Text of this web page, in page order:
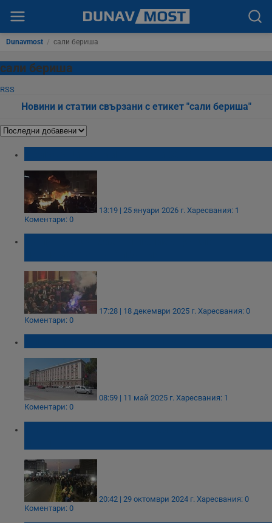
Dunavmost / сали бериша
сали бериша
RSS
Новини и статии свързани с етикет "сали бериша"
13:19 | 25 януари 2026 г. Харесвания: 1
Коментари: 0
17:28 | 18 декември 2025 г. Харесвания: 0
Коментари: 0
08:59 | 11 май 2025 г. Харесвания: 1
Коментари: 0
20:42 | 29 октомври 2024 г. Харесвания: 0
Коментари: 0